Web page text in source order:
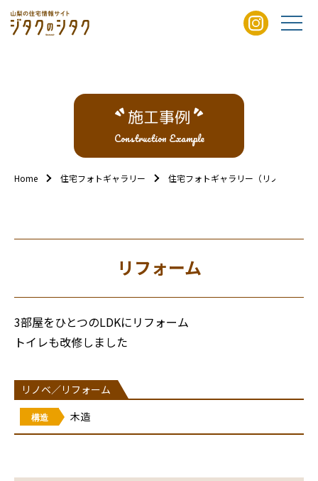
施工事例
Construction Example
Home 住宅フォトギャラリー 住宅フォトギャラリー（リノベ/リフ
リフォーム
3部屋をひとつのLDKにリフォーム
トイレも改修しました
リノベ／リフォーム
構造 木造